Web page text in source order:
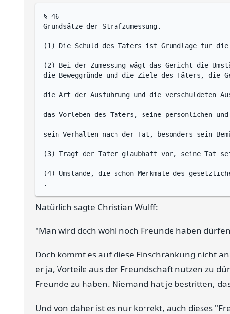
§ 46
Grundsätze der Strafzumessung.
(1) Die Schuld des Täters ist Grundlage für
(2) Bei der Zumessung wägt das Gericht die
die Beweggründe und die Ziele des Täters,
die Art der Ausführung und die verschuldeten
das Vorleben des Täters, seine persönlichen
sein Verhalten nach der Tat, besonders sein
(3) Trägt der Täter glaubhaft vor, seine Tat sei
(4) Umstände, die schon Merkmale des
Natürlich sagte Christian Wulff:
"Man wird doch wohl noch Freunde haben
Doch kommt es auf diese Einschränkung nicht
er ja, Vorteile aus der Freundschaft nutzen zu
Freunde zu haben. Niemand hat je bestritten,
Und von daher ist es nur korrekt, auch dieses